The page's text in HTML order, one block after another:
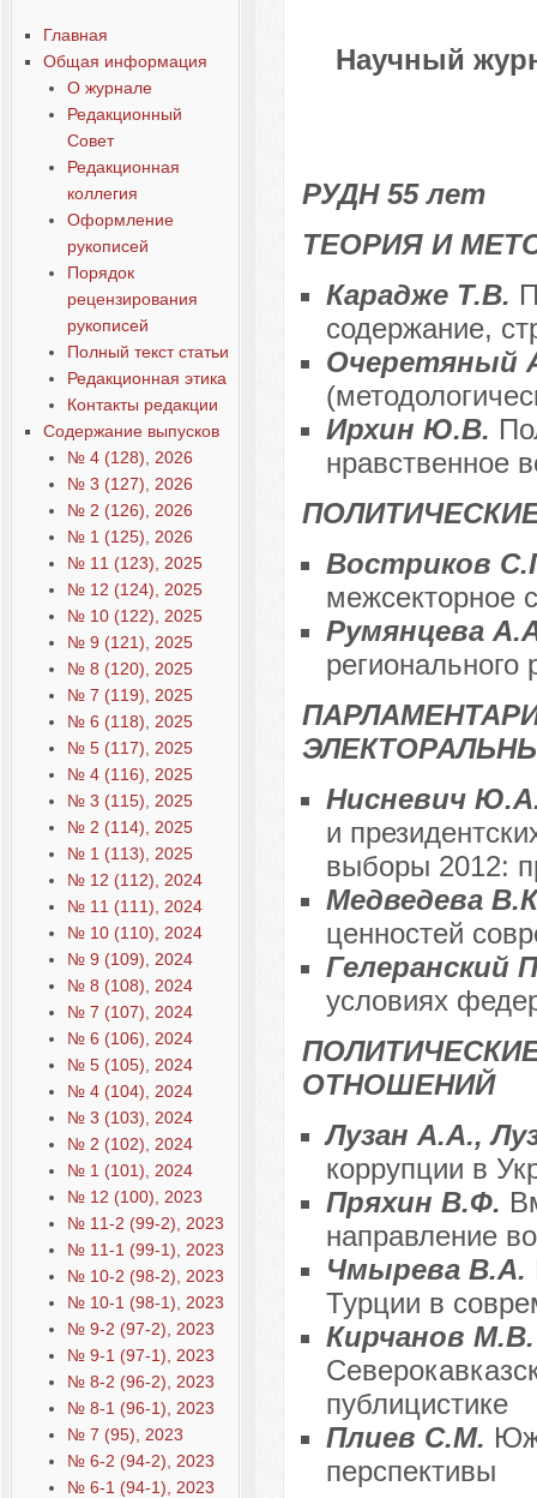
Главная
Общая информация
О журнале
Редакционный
Совет
Редакционная
коллегия
Оформление
рукописей
Порядок
рецензирования
рукописей
Полный текст статьи
Редакционная этика
Контакты редакции
Содержание выпусков
№ 4 (128), 2026
№ 3 (127), 2026
№ 2 (126), 2026
№ 1 (125), 2026
№ 11 (123), 2025
№ 12 (124), 2025
№ 10 (122), 2025
№ 9 (121), 2025
№ 8 (120), 2025
№ 7 (119), 2025
№ 6 (118), 2025
№ 5 (117), 2025
№ 4 (116), 2025
№ 3 (115), 2025
№ 2 (114), 2025
№ 1 (113), 2025
№ 12 (112), 2024
№ 11 (111), 2024
№ 10 (110), 2024
№ 9 (109), 2024
№ 8 (108), 2024
№ 7 (107), 2024
№ 6 (106), 2024
№ 5 (105), 2024
№ 4 (104), 2024
№ 3 (103), 2024
№ 2 (102), 2024
№ 1 (101), 2024
№ 12 (100), 2023
№ 11-2 (99-2), 2023
№ 11-1 (99-1), 2023
№ 10-2 (98-2), 2023
№ 10-1 (98-1), 2023
№ 9-2 (97-2), 2023
№ 9-1 (97-1), 2023
№ 8-2 (96-2), 2023
№ 8-1 (96-1), 2023
№ 7 (95), 2023
№ 6-2 (94-2), 2023
№ 6-1 (94-1), 2023
Научный
РУДН 55 лет
ТЕОРИЯ И
Карадже Т.В.
содержание,
Очеретяный
Ирхин Ю.В.
нравственное
Востриков
межсекторное
Румянцева
регионального
Нисневич
и
выборы 2012:
Медведева
ценностей
Гелеранский
условиях
ОТНОШЕНИЙ
Лузан А.А.,
коррупции в
Пряхин В.Ф.
направление
Чмырева В.А.
Турции в
Кирчанов
публицистике
Плиев С.М.
перспективы